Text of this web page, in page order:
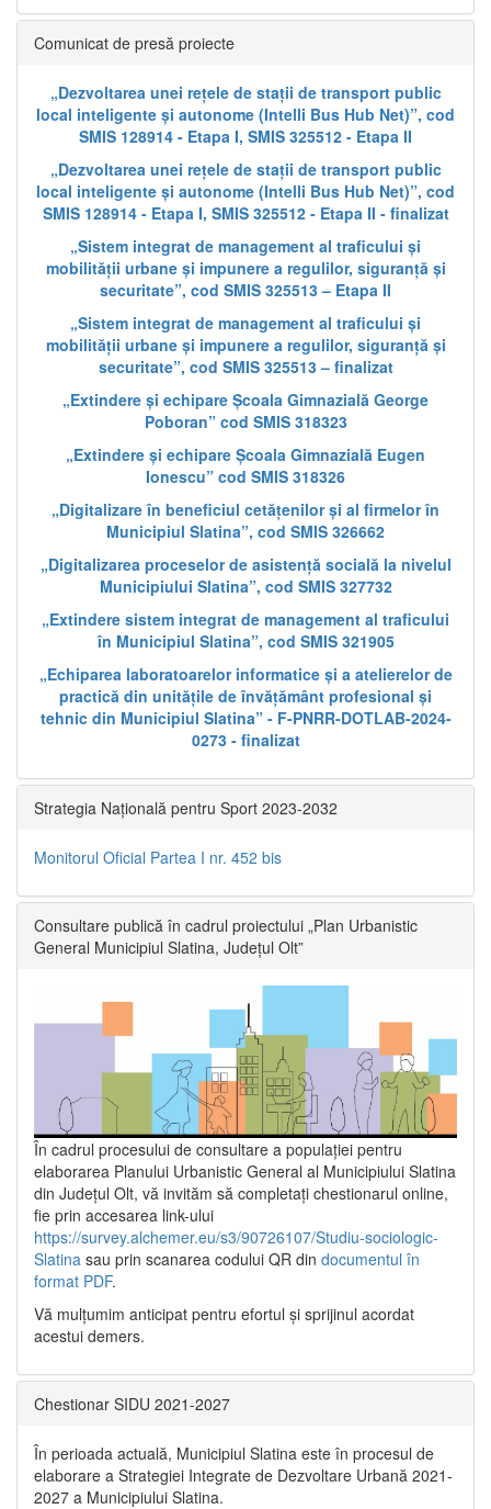
Comunicat de presă proiecte
„Dezvoltarea unei rețele de stații de transport public
local inteligente și autonome (Intelli Bus Hub Net)”, cod
SMIS 128914 - Etapa I, SMIS 325512 - Etapa II
„Dezvoltarea unei rețele de stații de transport public
local inteligente și autonome (Intelli Bus Hub Net)”, cod
SMIS 128914 - Etapa I, SMIS 325512 - Etapa II - finalizat
„Sistem integrat de management al traficului și
mobilității urbane și impunere a regulilor, siguranță și
securitate”, cod SMIS 325513 – Etapa II
„Sistem integrat de management al traficului și
mobilității urbane și impunere a regulilor, siguranță și
securitate”, cod SMIS 325513 – finalizat
„Extindere și echipare Școala Gimnazială George
Poboran” cod SMIS 318323
„Extindere și echipare Școala Gimnazială Eugen
Ionescu” cod SMIS 318326
„Digitalizare în beneficiul cetățenilor și al firmelor în
Municipiul Slatina”, cod SMIS 326662
„Digitalizarea proceselor de asistență socială la nivelul
Municipiului Slatina”, cod SMIS 327732
„Extindere sistem integrat de management al traficului
în Municipiul Slatina”, cod SMIS 321905
„Echiparea laboratoarelor informatice și a atelierelor de
practică din unitățile de învățământ profesional și
tehnic din Municipiul Slatina” - F-PNRR-DOTLAB-2024-
0273 - finalizat
Strategia Națională pentru Sport 2023-2032
Monitorul Oficial Partea I nr. 452 bis
Consultare publică în cadrul proiectului „Plan Urbanistic
General Municipiul Slatina, Județul Olt”
În cadrul procesului de consultare a populaţiei pentru
elaborarea Planului Urbanistic General al Municipiului Slatina
din Județul Olt, vă invităm să completați chestionarul online,
fie prin accesarea link-ului
https://survey.alchemer.eu/s3/90726107/Studiu-sociologic-
Slatina sau prin scanarea codului QR din documentul în
format PDF.
Vă mulţumim anticipat pentru efortul şi sprijinul acordat
acestui demers.
Chestionar SIDU 2021-2027
În perioada actuală, Municipiul Slatina este în procesul de
elaborare a Strategiei Integrate de Dezvoltare Urbană 2021‐
2027 a Municipiului Slatina.